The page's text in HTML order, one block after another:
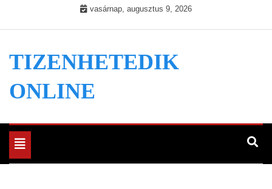
vasárnap, augusztus 9, 2026
TIZENHETEDIK
ONLINE
Toggle
navigation